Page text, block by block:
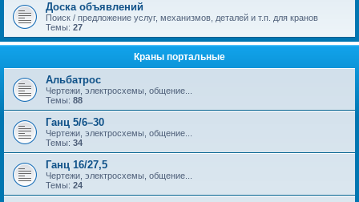
Доска объявлений
Поиск / предложение услуг, механизмов, деталей и т.п. для кранов
Темы: 27
Краны портальные
Альбатрос
Чертежи, электросхемы, общение...
Темы: 88
Ганц 5/6–30
Чертежи, электросхемы, общение...
Темы: 34
Ганц 16/27,5
Чертежи, электросхемы, общение...
Темы: 24